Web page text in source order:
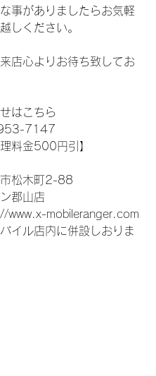
事がありましたらお気軽
しください。
店心よりお待ち致してお
はこちら
7147
理料金500円引】
松木町2-88
郡山店
www.x-mobileranger.com
イル店内に併設しおりま